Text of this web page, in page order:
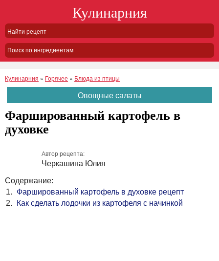
Кулинарния
Поиск по ингредиентам
Кулинарния » Горячее » Блюда из птицы
Овощные салаты
Фаршированный картофель в
духовке
Автор рецепта:
Черкашина Юлия
Содержание:
Фаршированный картофель в духовке рецепт
Как сделать лодочки из картофеля с начинкой